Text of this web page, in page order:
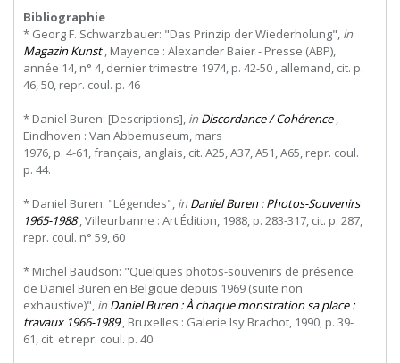
Bibliographie
* Georg F. Schwarzbauer: "Das Prinzip der Wiederholung", in
Magazin Kunst, Mayence : Alexander Baier - Presse (ABP),
année 14, n° 4, dernier trimestre 1974, p. 42-50 , allemand, cit. p.
46, 50, repr. coul. p. 46
* Daniel Buren: [Descriptions], in Discordance / Cohérence ,
Eindhoven : Van Abbemuseum, mars
1976, p. 4-61, français, anglais, cit. A25, A37, A51, A65, repr. coul.
p. 44.
* Daniel Buren: "Légendes", in Daniel Buren : Photos-Souvenirs
1965-1988, Villeurbanne : Art Édition, 1988, p. 283-317, cit. p. 287,
repr. coul. n° 59, 60
* Michel Baudson: "Quelques photos-souvenirs de présence
de Daniel Buren en Belgique depuis 1969 (suite non
exhaustive)", in Daniel Buren : À chaque monstration sa place :
travaux 1966-1989, Bruxelles : Galerie Isy Brachot, 1990, p. 39-
61, cit. et repr. coul. p. 40